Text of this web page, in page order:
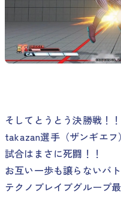
そしてとうとう決勝戦！！
takazan選手（ザンギエフ
試合はまさに死闘！！
お互い一歩も譲らないバ
テクノブレイブグループ